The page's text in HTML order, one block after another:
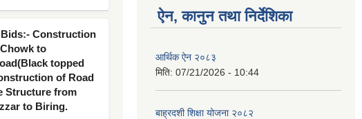
Construction
to
topped
of Road
Structure from
to Biring.
ऐन, कानुन तथा निर्देशिका
आर्थिक ऐन २०८३
मिति: 07/21/2026 - 10:44
बाह्रदशी शिक्षा योजना २०८२